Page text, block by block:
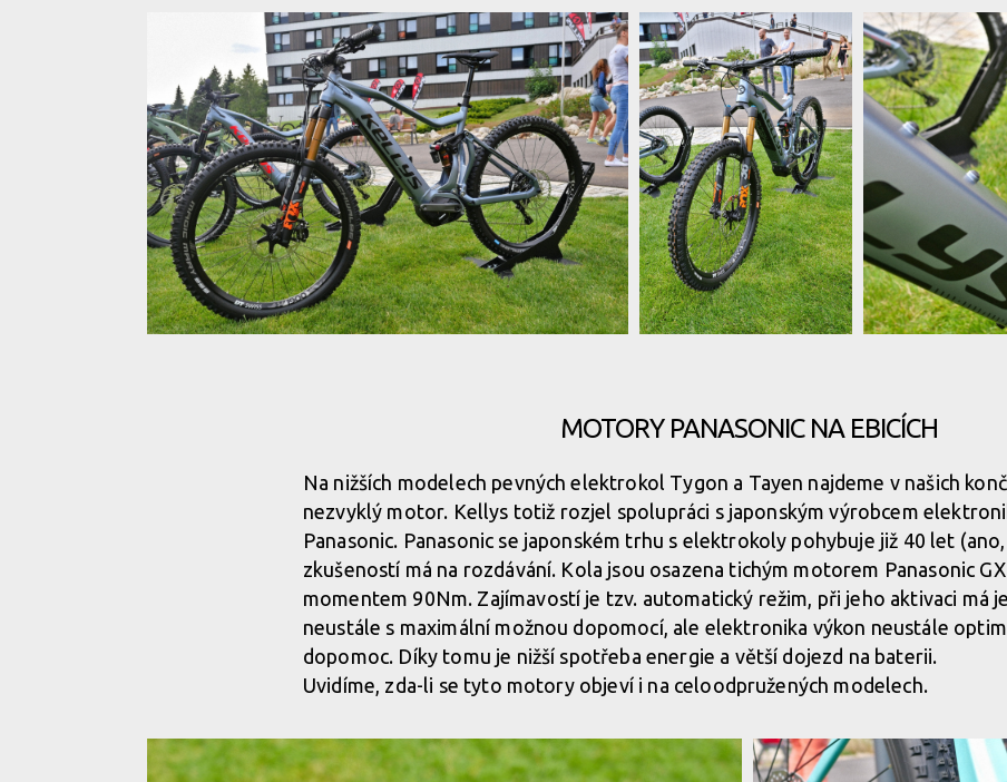
Kellys Theos i90
Kellys Theos i90
Kellys Theos i90
Kellys Theos i90
Kellys Theos i90
Kellys Theos i90
Kellys Theos i90
Kellys Theos i90
Kellys Theos i90
Kellys Theos i90
Kellys Theos i90
MOTORY PANASONIC NA EBICÍCH
Na nižších modelech pevných elektrokol Tygon a Tayen najdeme v našich
nezvyklý motor. Kellys totiž rozjel spolupráci s japonským výrobcem
Panasonic. Panasonic se japonském trhu s elektrokoly pohybuje již 40 let
zkušeností má na rozdávání. Kola jsou osazena tichým motorem Panasonic
momentem 90Nm. Zajímavostí je tzv. automatický režim, při jeho aktivaci má
neustále s maximální možnou dopomocí, ale elektronika výkon neustále
dopomoc. Díky tomu je nižší spotřeba energie a větší dojezd na baterii.
Uvidíme, zda-li se tyto motory objeví i na celoodpružených modelech.